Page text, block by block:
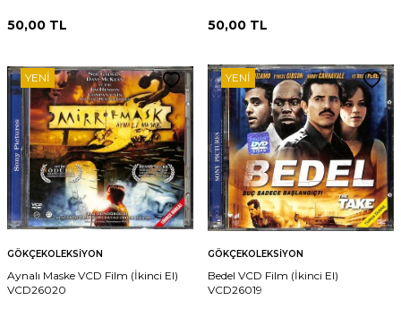
50,00 TL 50,00 TL
YENI
GÖKÇEKOLEKSIYON
Aynalı Maske VCD Film (İkinci El)
VCD26020
YENI
GÖKÇEKOLEKSIYON
Bedel VCD Film (İkinci El)
VCD26019